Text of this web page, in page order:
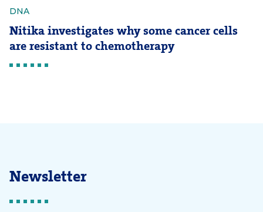
DNA
Nitika investigates why some cancer cells
are resistant to chemotherapy
Newsletter